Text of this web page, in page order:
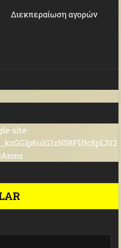
Διεκπεραίωση αγορών
site-